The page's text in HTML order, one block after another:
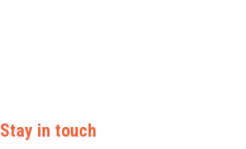
Stay in touch